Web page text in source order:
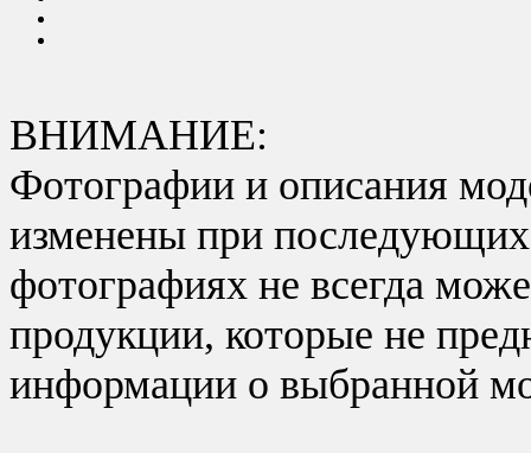
ВНИМАНИЕ:
Фотографии и описания
изменены при последующих
фотографиях не всегда
продукции, которые не
информации о выбранной